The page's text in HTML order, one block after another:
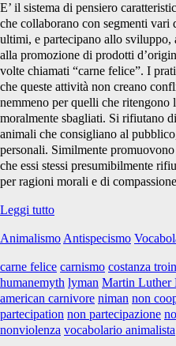
E’ il sistema di pensiero
che collaborano con segmenti vari
ultimi, e partecipano allo
alla promozione di prodotti
volte chiamati “carne felice”. I
che queste attività non creano
nemmeno per quelli che ritengono
moralmente sbagliati. Si rifiutano
animali che consigliano al
personali. Similmente
che essi stessi presumibilmente
per ragioni morali e di
Leggi tuttoDizionario
lettera
Animalismo Antispecismo
carne felice carnismo costanza
humanemyth lyman Martin Luther
american carnivore niman non
partecipation non partecipazione
nonviolenza vocabolario animalista